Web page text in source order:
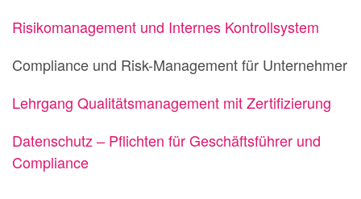
Risikomanagement und Internes Kontrollsystem
Compliance und Risk-Management für Unternehmer
Lehrgang Qualitätsmanagement mit Zertifizierung
Datenschutz – Pflichten für Geschäftsführer und
Compliance